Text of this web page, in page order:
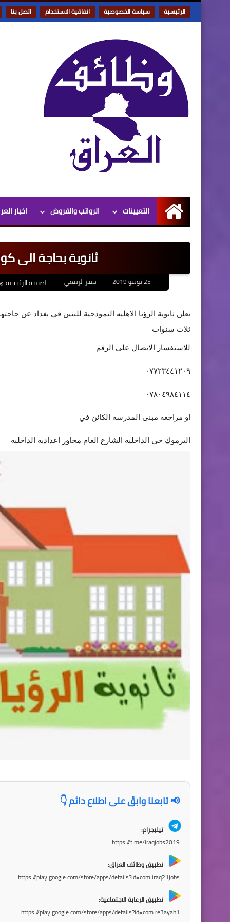
الرئيسية سياسة الخصوصية اتفاقية الاستخدام اتصل بنا
الرئيسية
التعيينات الرواتب والقروض اخبار
ثانوية بحاجة الى
حيدر الربيعي الصفحة الرئيسية
تعلن ثانوية الرؤيا الاهليه النموذجية للبنين في بغداد عن
ثلاث سنوات
للاستفسار الاتصال على الرقم
٠٧٧٢٣٤٤١٢٠٩
٠٧٨٠٤٩٨٤١١٤
او مراجعه مبنى المدرسه الكائن في
اليرموك حي الداخليه الشارع العام مجاور اعداديه الداخليه
📢 تابعنا وابقَ على اطلاع دائم 👇
تيليجرام:
https://t.me/iraqjobs2019
تطبيق وظائف العراق:
https://play.google.com/store/apps/details?id=com.iraq21jobs
تطبيق الرعاية الاجتماعية:
https://play.google.com/store/apps/details?id=com.re3ayah1